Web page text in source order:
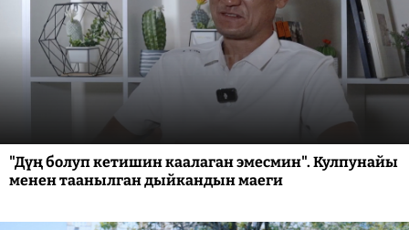
"Дүң болуп кетишин каалаган эмесмин". Кулпунайы
менен таанылган дыйкандын маеги